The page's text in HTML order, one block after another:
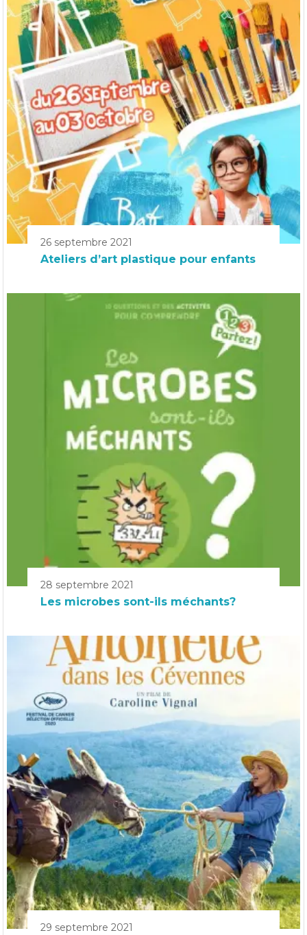
26 septembre 2021
Ateliers d’art plastique pour enfants
28 septembre 2021
Les microbes sont-ils méchants?
29 septembre 2021